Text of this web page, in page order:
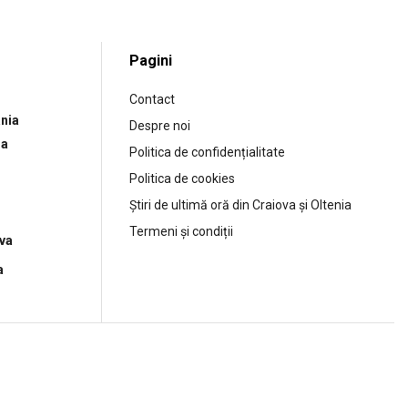
Pagini
Contact
Despre noi
Politica de confidențialitate
Politica de cookies
Știri de ultimă oră din Craiova și Oltenia
Termeni și condiții